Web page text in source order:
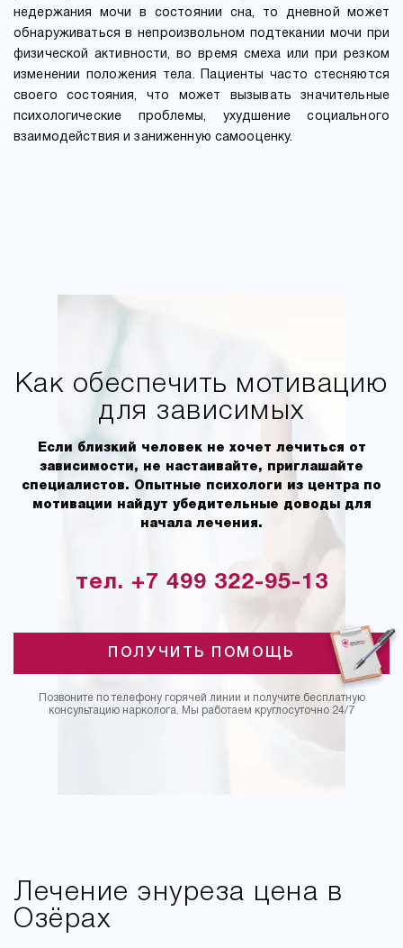
недержания мочи в состоянии сна, то дневной может
обнаруживаться в непроизвольном подтекании мочи при
физической активности, во время смеха или при резком
изменении положения тела. Пациенты часто стесняются
своего состояния, что может вызывать значительные
психологические проблемы, ухудшение социального
взаимодействия и заниженную самооценку.
Как обеспечить мотивацию
для зависимых
Если близкий человек не хочет лечиться от
зависимости, не настаивайте, приглашайте
специалистов. Опытные психологи из центра по
мотивации найдут убедительные доводы для
начала лечения.
тел. +7 499 322-95-13
ПОЛУЧИТЬ ПОМОЩЬ
Позвоните по телефону горячей линии и получите бесплатную
консультацию нарколога. Мы работаем круглосуточно 24/7
Лечение энуреза цена в
Озёрах